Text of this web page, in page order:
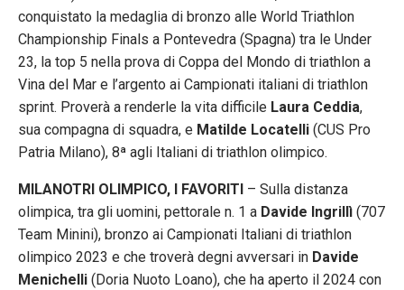
conquistato la medaglia di bronzo alle World Triathlon
Championship Finals a Pontevedra (Spagna) tra le Under
23, la top 5 nella prova di Coppa del Mondo di triathlon a
Vina del Mar e l’argento ai Campionati italiani di triathlon
sprint. Proverà a renderle la vita difficile Laura Ceddia,
sua compagna di squadra, e Matilde Locatelli (CUS Pro
Patria Milano), 8ª agli Italiani di triathlon olimpico.
MILANOTRI OLIMPICO, I FAVORITI – Sulla distanza
olimpica, tra gli uomini, pettorale n. 1 a Davide Ingrillì (707
Team Minini), bronzo ai Campionati Italiani di triathlon
olimpico 2023 e che troverà degni avversari in Davide
Menichelli (Doria Nuoto Loano), che ha aperto il 2024 con